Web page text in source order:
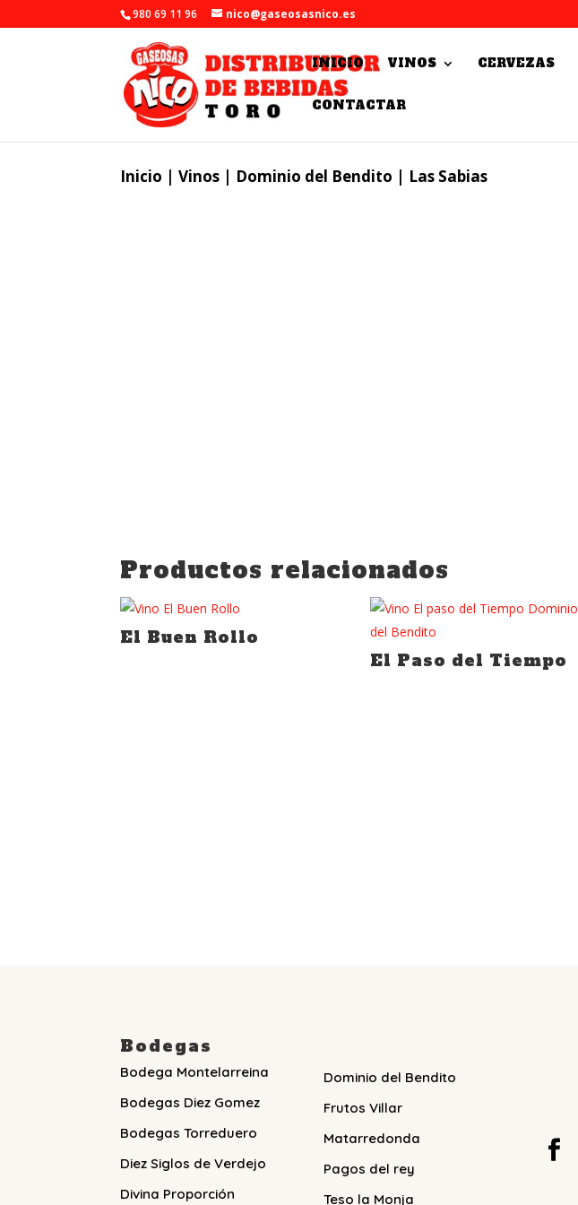
980 69 11 96 nico@gaseosasnico.es
INICIO VINOS CERVEZAS
CONTACTAR
Inicio |Vinos | Dominio del Bendito | Las Sabias
Productos relacionados
El Buen Rollo
El Paso del Tiempo
Bodegas
Bodega Montelarreina
Bodegas Diez Gomez
Bodegas Torreduero
Diez Siglos de Verdejo
Divina Proporción
Dominio del Bendito
Frutos Villar
Matarredonda
Pagos del rey
Teso la Monja